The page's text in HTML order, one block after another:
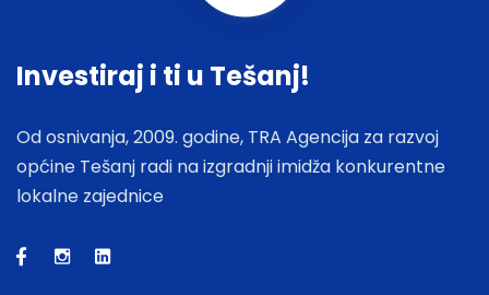
Investiraj i ti u Tešanj!
Od osnivanja, 2009. godine, TRA Agencija za razvoj
općine Tešanj radi na izgradnji imidža konkurentne
lokalne zajednice